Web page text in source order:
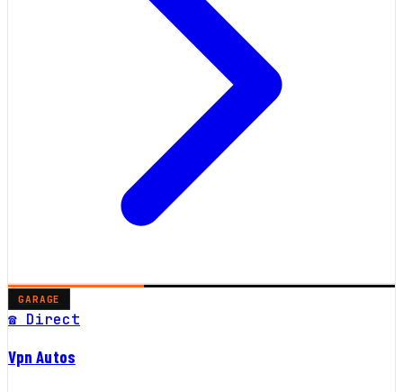
GARAGE
☎ Direct
Vpn Autos